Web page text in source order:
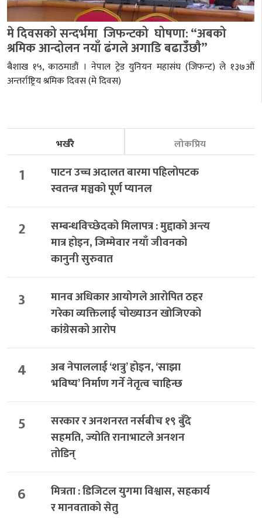
मे दिवसको सन्दर्भमा जिफन्टको घोषणा: “अबको
श्रमिक आन्दोलन नयाँ ढंगले अगाडि बढाउँँछाै”
बैशाख १५, काठमाडौं । नेपाल ट्रेड युनियन महासंघ (जिफन्ट) ले १३७औं
अन्तर्राष्ट्रिय श्रमिक दिवस (मे दिवस)
भर्खरै लोकप्रिय
1
पाटन उच्च अदालत बारमा पहिलोपटक
स्वतन्त्र मञ्चको पूर्ण प्यानल
2
सम्बन्धविच्छेदको मिलापत्र : मुद्दाको अन्त्य
मात्र होइन, जिम्मेवार नयाँ जीवनको
कानुनी सुरुवात
3
मानव अधिकार आयोगले आरोपित ठहर
गरेका व्यक्तिलाई चोख्याउन खोजिएको
कांग्रेसको आरोप
4
अब नेपाललाई ‘शत्रु’ होइन, ‘साझा
भविष्य’ निर्माण गर्ने नेतृत्व चाहिन्छ
5
सरकार र अनशनरत नर्सबीच १९ बुँदे
सहमति, ज्योति रानाभाटले अनशन
तोडिन्
6
मित्रता : डिजिटल युगमा विश्वास, सहकार्य
र मानवताको सेतु